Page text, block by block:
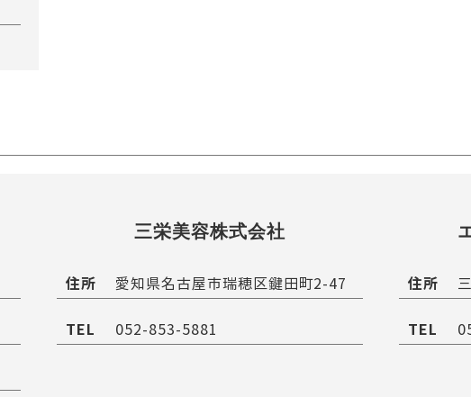
三栄美容株式会社
住所 愛知県名古屋市瑞穂区鍵田町2-47
TEL 052-853-5881
住所
TEL